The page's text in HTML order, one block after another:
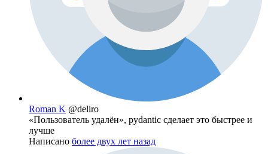
Roman K @deliro
«Пользователь удалён», pydantic сделает это быстрее и
лучше
Написано более двух лет назад